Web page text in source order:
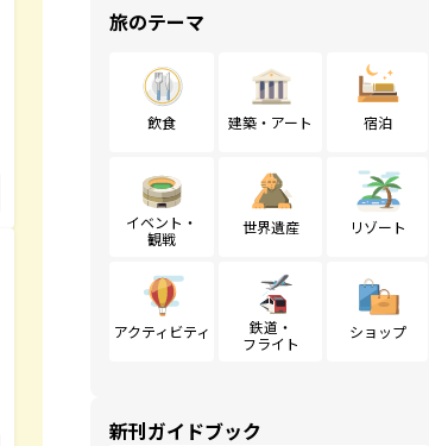
旅のテーマ
飲食 建築・アート 宿泊
イベント・
観戦
世界遺産 リゾート
アクティビティ
鉄道・
フライト
ショップ
新刊ガイドブック